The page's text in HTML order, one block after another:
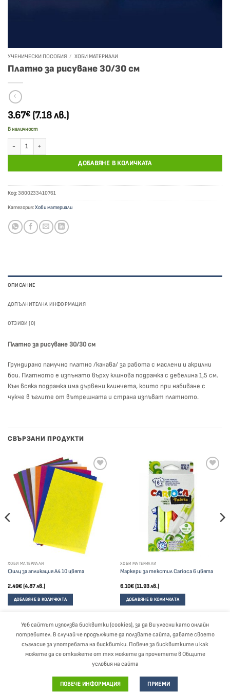
УЧЕНИЧЕСКИ ПОСОБИЯ / ХОБИ МАТЕРИАЛИ
Платно за рисуване 30/30 см
3.67€ (7.18 лв.)
В наличност
количество за Платно за рисуване 30/30 см
ДОБАВЯНЕ В КОЛИЧКАТА
Код:3800233410761
Категория:Хоби материали
ОПИСАНИЕ
ДОПЪЛНИТЕЛНА ИНФОРМАЦИЯ
ОТЗИВИ (0)
Платно за рисуване 30/30 см
Грундирано памучно платно /канава/ за работа с маслени и акрилни
бои. Платното е изпънато върху клинова подрамка с дебелина 1,5 см.
Към всяка подрамка има дървени клинчета, които при набиване с
чукче в ъглите от вътрешната и страна изпъват платното.
СВЪРЗАНИ ПРОДУКТИ
ХОБИ МАТЕРИАЛИ
Филц за апликация А4 10 цвята
2.49€(4.87 лв.)
ДОБАВЯНЕ В КОЛИЧКАТА
ХОБИ МАТЕРИАЛИ
Маркери за текстил Carioca 6 цвята
6.10€(11.93 лв.)
ДОБАВЯНЕ В КОЛИЧКАТА
Visa PayPal Stripe MasterCard
On
ПОЛИТИКА ЗА ЗАЩИТА НА ЛИЧНИТЕ ДАННИ
ДЕКЛАРАЦИЯ ЗА СЪГЛАСИЕ
ПЛАЩАНЕ И ДОСТАВКА
kantselarski.bg 2026 © | Всички права запазени
Уеб сайтът използва бисквитки (cookies), за да Ви улесни като онлайн
потребител. В случай че продължите да ползвате сайта, давате своето
съгласие за употребата на бисквитки. Повече за бисквитките и как
можете да се откажете от тях можете да прочетете в Общите
условия на сайта
ПОВЕЧЕ ИНФОРМАЦИЯ ПРИЕМИ